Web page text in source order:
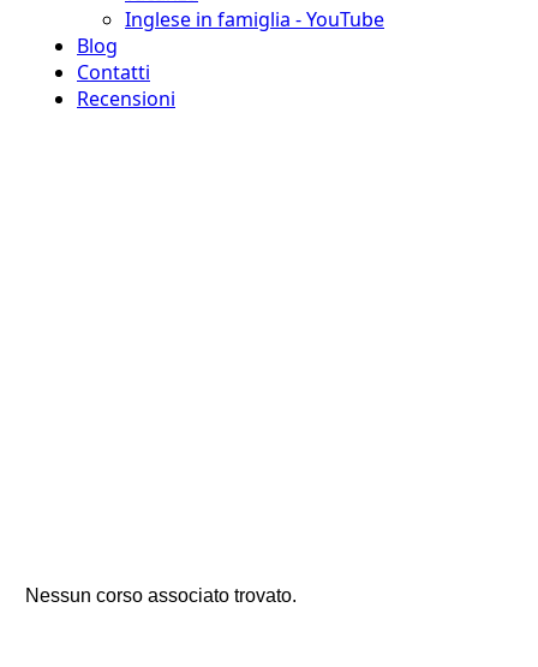
Inglese in famiglia - YouTube
Blog
Contatti
Recensioni
Nessun corso associato trovato.